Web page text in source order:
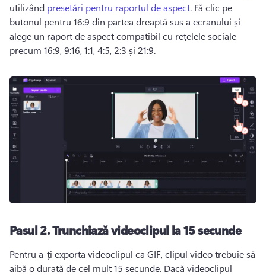
utilizând presetări pentru raportul de aspect. Fă clic pe
butonul pentru 16:9 din partea dreaptă sus a ecranului și
alege un raport de aspect compatibil cu rețelele sociale
precum 16:9, 9:16, 1:1, 4:5, 2:3 și 21:9.
Pasul 2.Trunchiază videoclipul la 15 secunde
Pentru a-ți exporta videoclipul ca GIF, clipul video trebuie să
aibă o durată de cel mult 15 secunde. Dacă videoclipul